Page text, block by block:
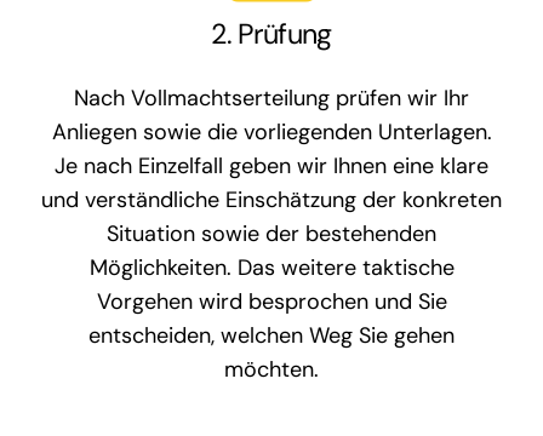
2. Prüfung
Nach Vollmachtserteilung prüfen wir Ihr
Anliegen sowie die vorliegenden Unterlagen.
Je nach Einzelfall geben wir Ihnen eine klare
und verständliche Einschätzung der konkreten
Situation sowie der bestehenden
Möglichkeiten. Das weitere taktische
Vorgehen wird besprochen und Sie
entscheiden, welchen Weg Sie gehen
möchten.